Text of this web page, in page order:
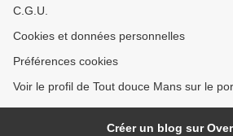
C.G.U.
Cookies et données personnelles
Préférences cookies
Voir le profil de Tout douce Mans sur le
Créer un blog sur